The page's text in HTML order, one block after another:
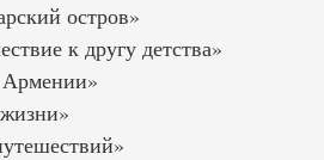
остров»
к другу детства»